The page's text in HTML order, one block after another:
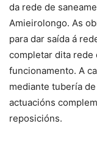
da rede de
Amieirolongo. As
para dar saída á
completar dita rede
funcionamento. A
mediante tubería
actuacións
reposicións.